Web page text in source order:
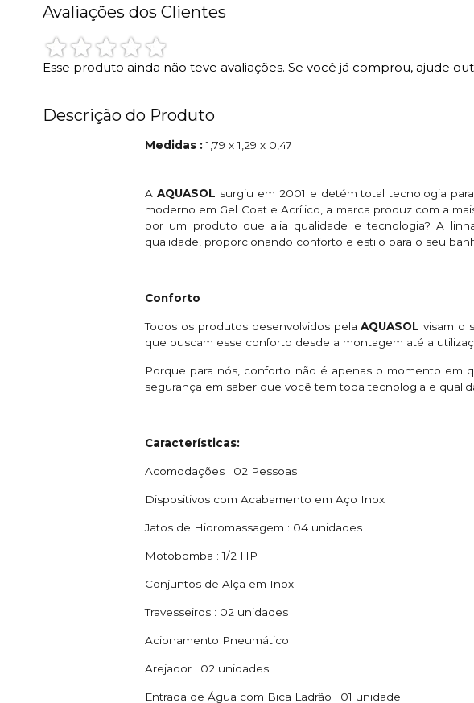
Avaliações dos Clientes
Esse produto ainda não teve avaliações. Se você já comprou, ajude
Descrição do Produto
Medidas : 1,79 x 1,29 x 0,47
A AQUASOL surgiu em 2001 e detém total tecnologia
moderno em Gel Coat e Acrílico, a marca produz com a
por um produto que alia qualidade e tecnologia? A
qualidade, proporcionando conforto e estilo para o seu
Conforto
Todos os produtos desenvolvidos pelaAQUASOL visam o
que buscam esse conforto desde a montagem até a
Porque para nós, conforto não é apenas o momento
segurança em saber que você tem toda tecnologia e
Características:
Acomodações : 02 Pessoas
Dispositivos com Acabamento em Aço Inox
Jatos de Hidromassagem : 04 unidades
Motobomba : 1/2 HP
Conjuntos de Alça em Inox
Travesseiros : 02 unidades
Acionamento Pneumático
Arejador : 02 unidades
Entrada de Água com Bica Ladrão : 01 unidade